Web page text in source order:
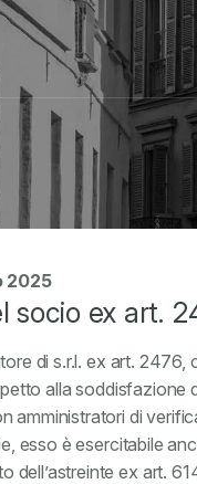
2025
socio ex art.
di s.r.l. ex art.
alla
amministratori di
esso è esercitabile
dell’astreinte ex art.